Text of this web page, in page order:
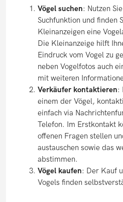
Vögel suchen: Nutzen
Suchfunktion und finden
Kleinanzeigen eine
Die Kleinanzeige hilft
Eindruck vom Vogel zu
neben Vogelfotos auch
mit weiteren
Verkäufer kontaktieren:
einem der Vögel,
einfach via
Telefon. Im Erstkontakt
offenen Fragen stellen
austauschen sowie das
abstimmen.
Vögel kaufen: Der Kauf
Vogels finden